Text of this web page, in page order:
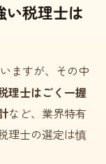
い税理士は
ますが、その中
理士はごく一握
など、業界特有
理士の選定は慎